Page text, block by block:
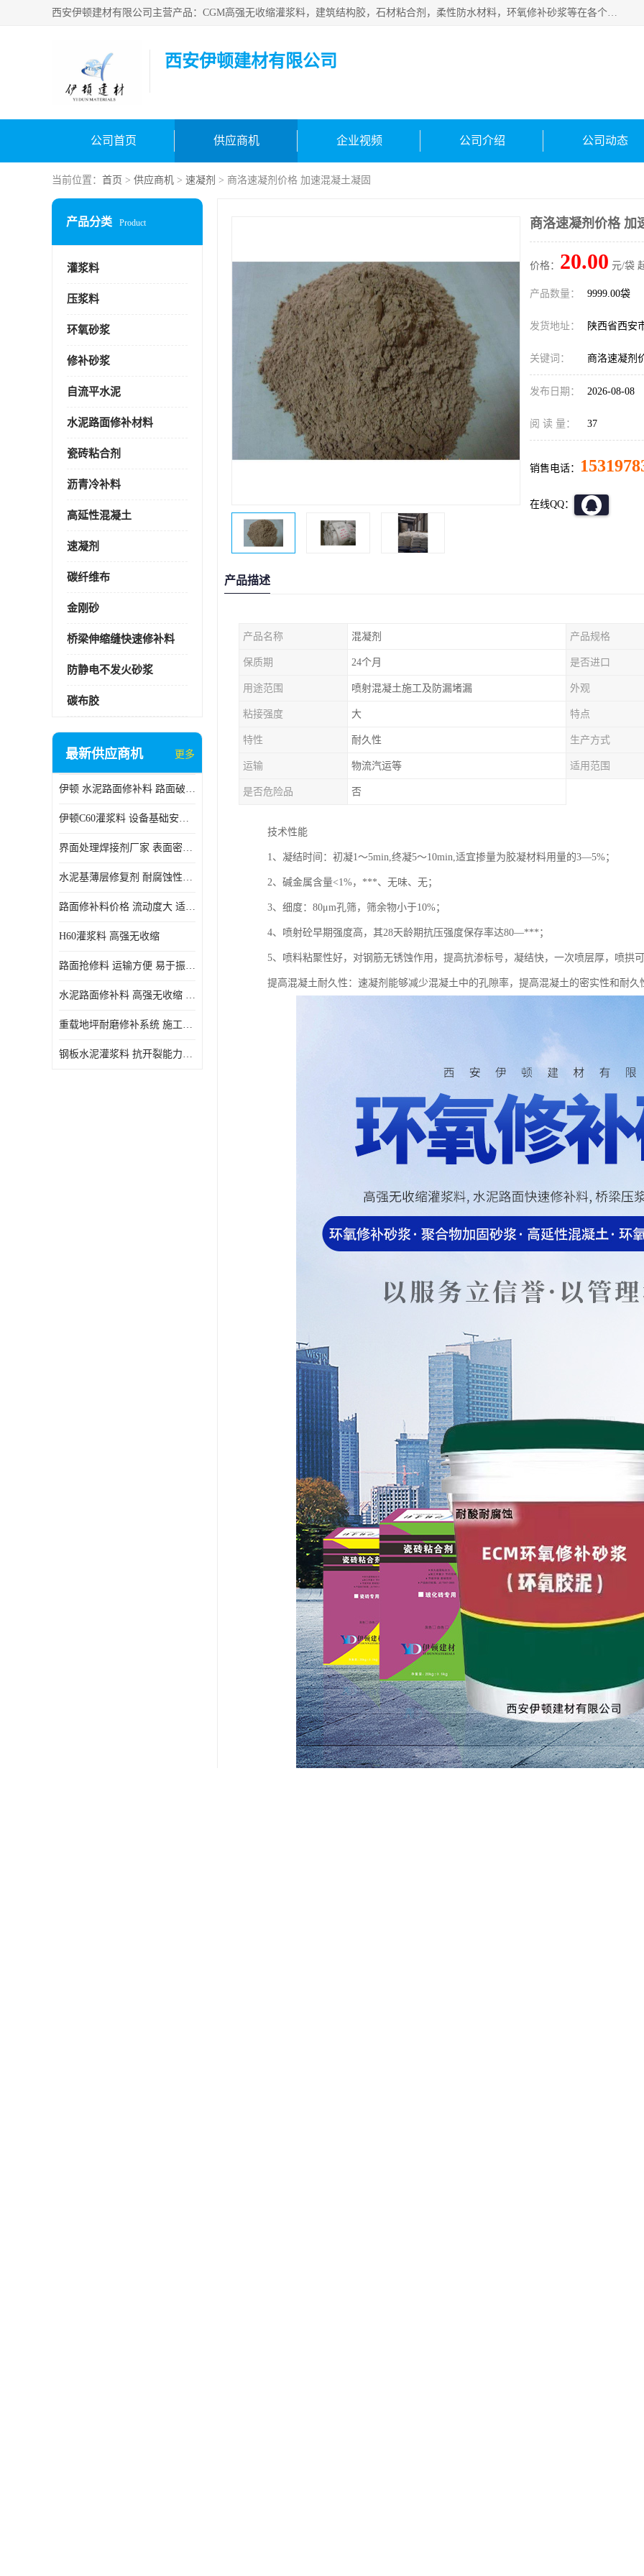
西安伊顿建材有限公司主营产品：CGM高强无收缩灌浆料，建筑结构胶，石材粘合剂，柔性防水材料，环氧修补砂浆等在各个行业得到了客户认可。
西安伊顿建材有限公司
公司首页 供应商机 企业视频 公司介绍 公司动态
当前位置： 首页 > 供应商机 > 速凝剂 > 商洛速凝剂价格 加速混凝土凝固
产品分类 Product
灌浆料
压浆料
环氧砂浆
修补砂浆
自流平水泥
水泥路面修补材料
瓷砖粘合剂
沥青冷补料
高延性混凝土
速凝剂
碳纤维布
金刚砂
桥梁伸缩缝快速修补料
防静电不发火砂浆
碳布胶
最新供应商机 更多
伊顿 水泥路面修补料 路面破损起皮快速修补 2小时通车
伊顿C60灌浆料 设备基础安装 梁柱改造加固二次灌浆料
界面处理焊接剂厂家 表面密实 良好的流动性
水泥基薄层修复剂 耐腐蚀性好 适用范围广
路面修补料价格 流动度大 适用范围广
H60灌浆料 高强无收缩
路面抢修料 运输方便 易于振捣密实
水泥路面修补料 高强无收缩 施工和易性好 强度高 韧性好
重载地坪耐磨修补系统 施工期短 易于振捣密实
钢板水泥灌浆料 抗开裂能力强 施工和易性好
商洛速凝剂价格 加
价格： 20.00 元/袋
产品数量： 9999.00袋
发货地址： 陕西省西安
关键词： 商洛速凝剂
发布日期： 2026-08-08
阅 读 量： 37
销售电话：
在线QQ：
产品描述
产品名称 混凝剂 产品规格
保质期 24个月 是否进口
用途范围 喷射混凝土施工及防漏堵漏 外观
粘接强度 大 特点
特性 耐久性 生产方式
运输 物流汽运等 适用范围
是否危险品 否
技术性能
1、凝结时间：初凝1～5min,终凝5～10min,适宜掺量为胶凝材料用量的3—5%；
2、碱金属含量<1%，***、无味、无；
3、细度：80μm孔筛，筛余物小于10%；
4、喷射砼早期强度高，其28天龄期抗压强度保存率达80—***；
5、喷料粘聚性好，对钢筋无锈蚀作用，提高抗渗标号，凝结快，一次喷层厚，喷拱
提高混凝土耐久性：速凝剂能够减少混凝土中的孔隙率，提高混凝土的密实性和耐久